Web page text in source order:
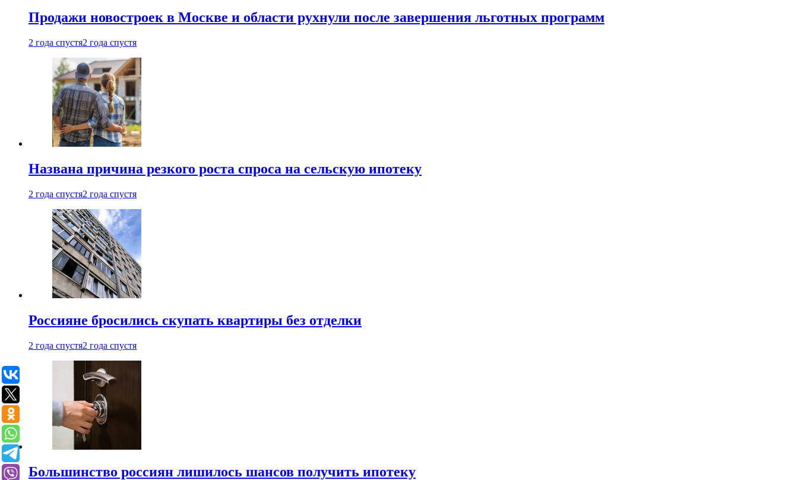
Продажи новостроек в Москве и области рухнули после завершения льготных программ
2 года спустя2 года спустя
Названа причина резкого роста спроса на сельскую ипотеку
2 года спустя2 года спустя
Россияне бросились скупать квартиры без отделки
2 года спустя2 года спустя
Большинство россиян лишилось шансов получить ипотеку